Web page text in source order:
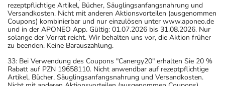
rezeptpflichtige Artikel, Bücher, Säuglingsanfangsnahrung und
Versandkosten. Nicht mit anderen Aktionsvorteilen (ausgenommen
Coupons) kombinierbar und nur einzulösen unter www.aponeo.de
und in der APONEO App. Gültig: 01.07.2026 bis 31.08.2026. Nur
solange der Vorrat reicht. Wir behalten uns vor, die Aktion früher
zu beenden. Keine Barauszahlung.
33: Bei Verwendung des Coupons "Canergy20" erhalten Sie 20 %
Rabatt auf PZN 19658110. Nicht anwendbar auf rezeptpflichtige
Artikel, Bücher, Säuglingsanfangsnahrung und Versandkosten.